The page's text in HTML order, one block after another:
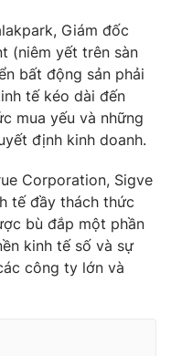
Nam
tử số 483/GP-BTTTT
355 932
Giám đốc
(niêm yết trên sàn
bất động sản phải
tế kéo dài đến
mua yếu và những
định kinh doanh.
Corporation, Sigve
tế đầy thách thức
bù đắp một phần
kinh tế số và sự
công ty lớn và